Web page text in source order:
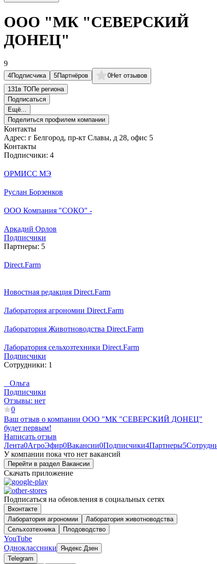
ООО "МК "СЕВЕРСКИЙ
ДОНЕЦ"
9
4Подписчика 5Партнёров 0Нет отзывов
131в ТОПе региона
Подписаться
Ещё...
Поделиться профилем компании
Контакты
Адрес: г Белгород, пр-кт Славы, д 28, офис 5
Контакты
Подписчики: 4
ОРМИСС МЭ
Руслан Борзенков
ООО Компания "СОКО" -
Аркадий Орлов
Подписчики
Партнеры: 5
Direct.Farm
Новостная редакция Direct.Farm
Лаборатория агрономии Direct.Farm
Лаборатория Животноводства Direct.Farm
Лаборатория сельхозтехники Direct.Farm
Подписчики
Сотрудники: 1
_ Ольга
Подписчики
Отзывы: нет
0
Ваш отзыв о компании ООО "МК "СЕВЕРСКИЙ ДОНЕЦ"
будет первым!
Написать отзыв
Лента0АгроЭфир0Вакансии0Подписчики4Партнеры5
У компании пока что нет вакансий
Перейти в раздел Вакансии
Скачать приложение
Подписаться на обновления в социальных сетях
Вконтакте
Лаборатория агрономии
Лаборатория животноводства
Сельхозтехника
Плодоводство
YouTube
Одноклассники Яндекс.Дзен
Telegram